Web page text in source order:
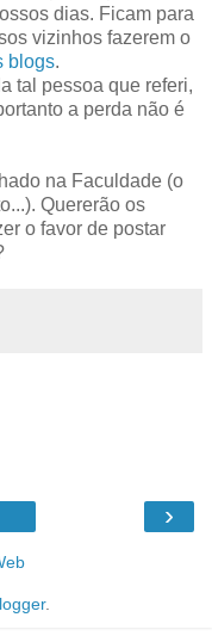
dias. Ficam para
vizinhos fazerem o
blogs.
tal pessoa que referi,
a perda não é
na Faculdade (o
Quererão os
o favor de postar
›
.